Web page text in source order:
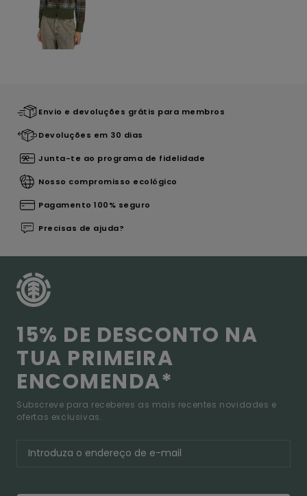
Envio e devoluções grátis para membros
Devoluções em 30 dias
Junta-te ao programa de fidelidade
Nosso compromisso ecológico
Pagamento 100% seguro
Precisas de ajuda?
15% DE DESCONTO NA
TUA PRIMEIRA
ENCOMENDA*
Subscreve para receberes as mais recentes novidades e
ofertas exclusivas.